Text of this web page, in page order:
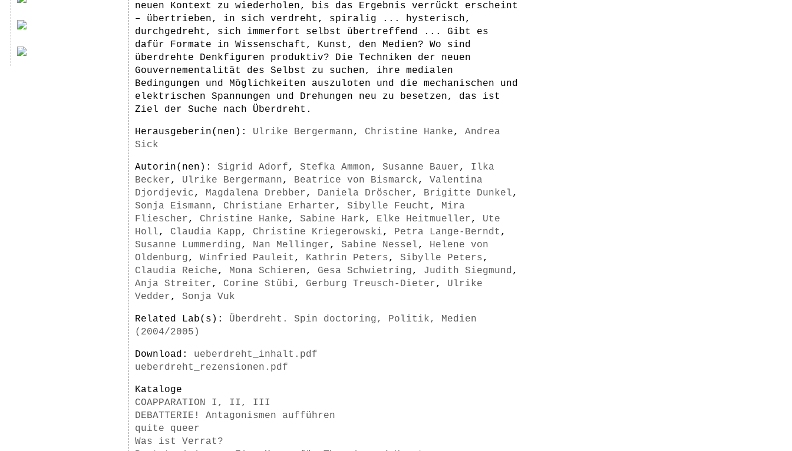
neuen Kontext zu wiederholen, bis das Ergebnis verrückt erscheint
– übertrieben, in sich verdreht, spiralig ... hysterisch,
durchgedreht, sich immerfort selbst übertreffend ... Gibt es
dafür Formate in Wissenschaft, Kunst, den Medien? Wo sind
überdrehte Denkfiguren produktiv? Die Techniken der neuen
Gouvernementalität des Selbst zu suchen, ihre medialen
Bedingungen und Möglichkeiten auszuloten und die mechanischen und
elektrischen Spannungen und Drehungen neu zu besetzen, das ist
Ziel der Suche nach Überdreht.
Herausgeberin(nen): Ulrike Bergermann, Christine Hanke, Andrea
Sick
Autorin(nen): Sigrid Adorf, Stefka Ammon, Susanne Bauer, Ilka
Becker, Ulrike Bergermann, Beatrice von Bismarck, Valentina
Djordjevic, Magdalena Drebber, Daniela Dröscher, Brigitte Dunkel,
Sonja Eismann, Christiane Erharter, Sibylle Feucht , Mira
Fliescher, Christine Hanke, Sabine Hark, Elke Heitmueller, Ute
Holl, Claudia Kapp, Christine Kriegerowski, Petra Lange-Berndt ,
Susanne Lummerding, Nan Mellinger, Sabine Nessel, Helene von
Oldenburg, Winfried Pauleit , Kathrin Peters, Sibylle Peters,
Claudia Reiche, Mona Schieren, Gesa Schwietring, Judith Siegmund,
Anja Streiter, Corine Stübi, Gerburg Treusch-Dieter, Ulrike
Vedder, Sonja Vuk
Related Lab(s): Überdreht. Spin doctoring, Politik, Medien
(2004/2005)
Download: ueberdreht_inhalt.pdf
ueberdreht_rezensionen.pdf
Kataloge
COAPPARATION I, II, III
DEBATTERIE! Antagonismen aufführen
quite queer
Was ist Verrat?